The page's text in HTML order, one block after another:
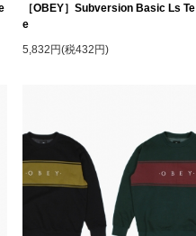
［OBEY］Subversion Basic Ls Te
e
5,832円(税432円)